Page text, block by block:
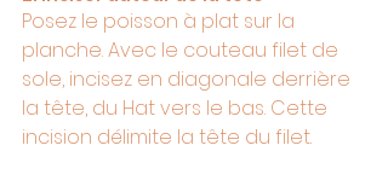
Posez le poisson à plat sur la
planche. Avec le couteau filet de
sole, incisez en diagonale derrière
la tête, du Hat vers le bas. Cette
incision délimite la tête du filet.